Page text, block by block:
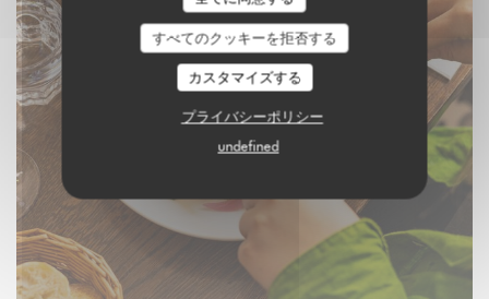
すべてのクッキーを拒否する
カスタマイズする
プライバシーポリシー
undefined